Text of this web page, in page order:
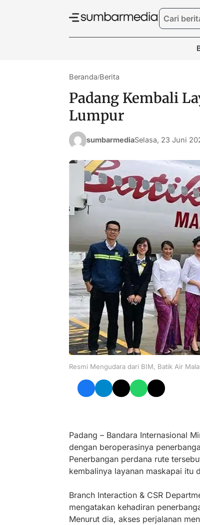
Beranda/Berita
Padang Kembali
Lumpur
sumbarmediaSelasa, 23 Juni
Resmi Mengudara dari BIM, Batik Air
Padang – Bandara Internasional
dengan beroperasinya
Penerbangan perdana rute
kembalinya layanan maskapai itu
Branch Interaction & CSR
mengatakan kehadiran
Menurut dia, akses perjalanan